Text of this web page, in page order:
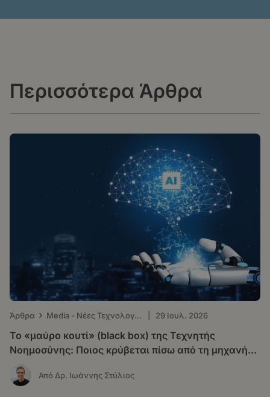
Περισσότερα Άρθρα
Άρθρα › Μedia - Νέες Τεχνολογίες 29 Ιουλ. 2026
Το «μαύρο κουτί» (black box) της Τεχνητής
Νοημοσύνης: Ποιος κρύβεται πίσω από τη μηχανή
που «σκέφτεται»
Από Δρ. Ιωάννης Στύλιος